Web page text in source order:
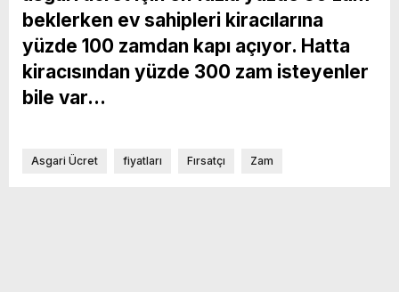
beklerken ev sahipleri kiracılarına
yüzde 100 zamdan kapı açıyor. Hatta
kiracısından yüzde 300 zam isteyenler
bile var…
Asgari Ücret fiyatları Fırsatçı Zam